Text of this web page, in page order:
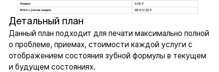
Детальный план
Данный план подходит для печати максимально полной
о проблеме, приемах, стоимости каждой услуги с
отображением состояния зубной формулы в текущем
и будущем состояниях.